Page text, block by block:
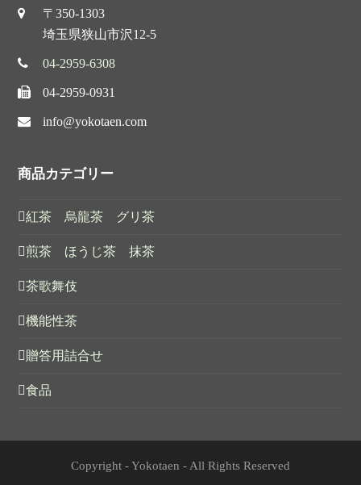
〒350-1303
埼玉県狭山市沢12-5
04-2959-6308
04-2959-0931
info@yokotaen.com
商品カテゴリー
紅茶 烏龍茶 グリ茶
煎茶 ほうじ茶 抹茶
茶歌舞伎
機能性茶
贈答用詰合せ
食品
Copyright - Yokotaen - All Rights Reserved